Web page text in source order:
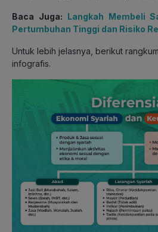
Baca Juga: Langkah Membeli
Pertumbuhan Tinggi dan Risiko
Untuk lebih jelasnya, berikut
infografis.